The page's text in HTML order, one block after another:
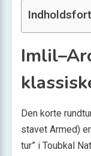
Den korte
stavet Armed)
tur” i Toubkal